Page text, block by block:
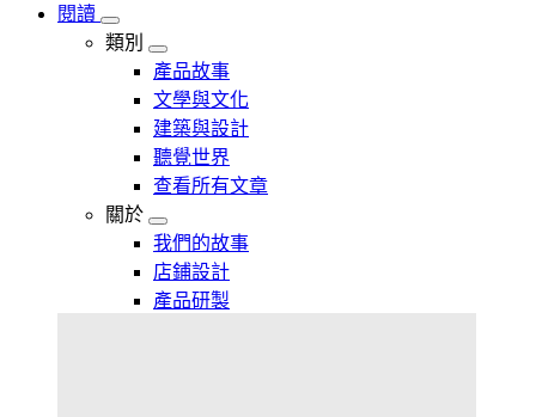
閱讀
類別
產品故事
文學與文化
建築與設計
聽覺世界
查看所有文章
關於
我們的故事
店鋪設計
產品研製